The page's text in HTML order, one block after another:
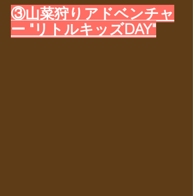
③山菜狩りアドベンチャ
ー "リトルキッズDAY"